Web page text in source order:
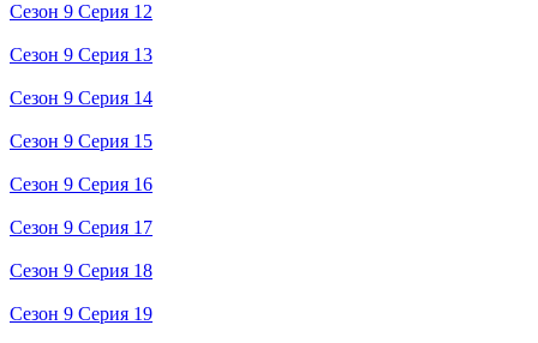
Сезон 9 Серия 12
Сезон 9 Серия 13
Сезон 9 Серия 14
Сезон 9 Серия 15
Сезон 9 Серия 16
Сезон 9 Серия 17
Сезон 9 Серия 18
Сезон 9 Серия 19